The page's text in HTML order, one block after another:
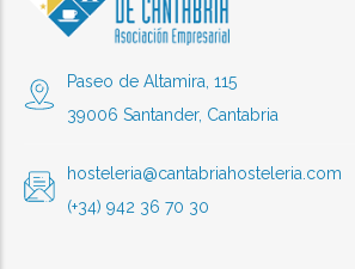
Paseo de Altamira, 115
39006 Santander, Cantabria
hosteleria@cantabriahosteleria.com
(+34) 942 36 70 30